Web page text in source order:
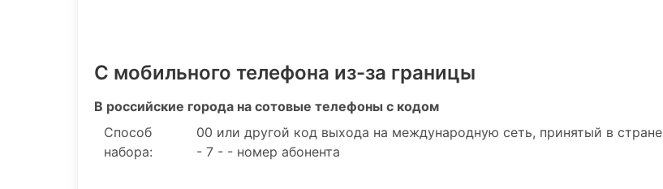
С мобильного телефона из-за границы
В российские города на сотовые телефоны с кодом
Способ
набора:
00 или другой код выхода на международную сеть, принятый в стране
- 7 - - номер абонента